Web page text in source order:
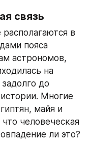
связь
в
пояса
астрономов,
на
до
Многие
майя и
человеческая
ли это?